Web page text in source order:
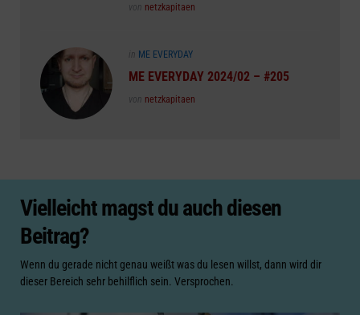
Posted
von netzkapitaen
Posted
in ME EVERYDAY
ME EVERYDAY 2024/02 – #205
Posted
von netzkapitaen
Vielleicht magst du auch diesen
Beitrag?
Wenn du gerade nicht genau weißt was du lesen willst, dann wird dir
dieser Bereich sehr behilflich sein. Versprochen.